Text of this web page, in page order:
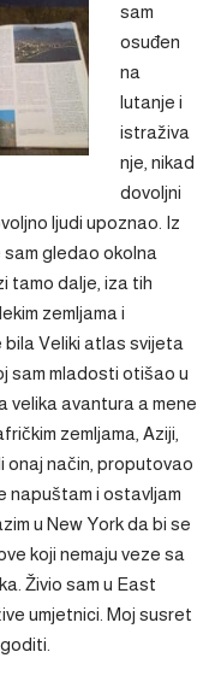
sam
osuđen
na
lutanje i
istraživa
nje, nikad
dovoljni
ljudi upoznao. Iz
gledao okolna
tamo dalje, iza tih
zemljama i
bila Veliki atlas svijeta
sam mladosti otišao u
velika avantura a mene
zemljama, Aziji,
onaj način, proputovao
napuštam i ostavljam
u New York da bi se
koji nemaju veze sa
Živio sam u East
umjetnici. Moj susret